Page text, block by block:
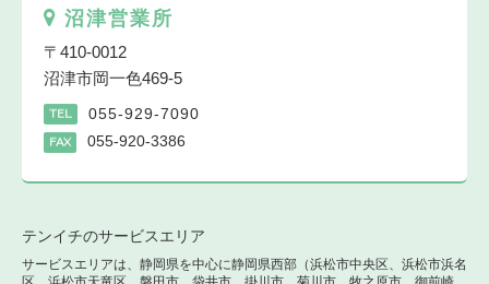
沼津営業所
〒410-0012
沼津市岡一色469-5
TEL 055-929-7090
FAX 055-920-3386
テンイチのサービスエリア
サービスエリアは、静岡県を中心に静岡県西部（浜松市中央区、浜松市浜名